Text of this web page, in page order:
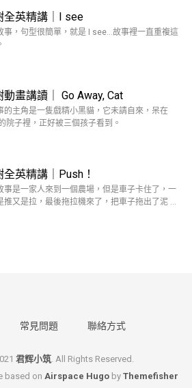
全英精講｜I see
事，句型很簡單，就是 I see…故事裡一直重複這
動畫講讀｜ Go Away, Cat
的主角是一隻戲精小黑貓，它未請自來，呆在
院子裡，正好被三個孩子看到。
全英精講｜Push！
事是一家人來到一個農場，但是車子卡住了，一
推又是拉，最後拖拉機來了，把車子拖出了泥 …
常見問題 聯絡方式
君辉小筑. All Rights Reserved.
based on Airspace Hugoby Themefisher